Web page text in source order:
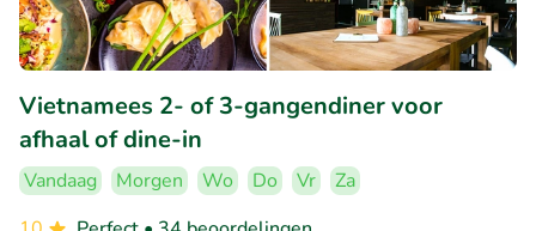
Vietnamees 2- of 3-gangendiner voor
afhaal of dine-in
Vandaag Morgen Wo Do Vr
Za